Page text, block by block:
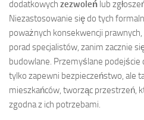
dodatkowych zezwoleń lub
Niezastosowanie się do tych
poważnych konsekwencji
porad specjalistów, zanim zacznie
budowlane. Przemyślane podejście
tylko zapewni bezpieczeństwo, ale
mieszkańców, tworząc przestrzeń,
zgodna z ich potrzebami.